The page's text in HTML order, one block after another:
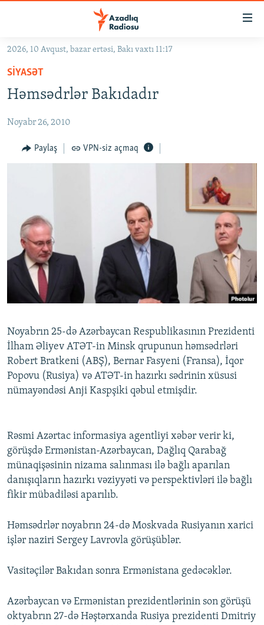
Əsas
qayıt
Əsas
qayıt
GÜNDƏM
#ƏSLINDƏ
FƏRQƏ BAX
VIDEO
FOTOQALEREYA
İNFOQRAFIKA
KARIKATURA
RADIO ARXIV
OXU ZALI
AZƏRBAYCAN ƏDƏBIYYATI KITABXANASI
İSLAM VƏ DEMOKRATIYA
HAQQIMIZDA
MISSIYAMIZ
PEŞƏ ETIKASI VƏ JURNALISTIKA STANDARTLARIMIZ
AZADLIQRADIOSU MOBIL TELEFONUNUZDA
BIZIMLƏ ƏLAQƏ
XƏBƏR BÜLLETENLƏRIMIZ
BIZI IZLƏ
RFE/RL-in bütün saytları
2026, 10 Avqust, bazar ertəsi, Bakı vaxtı 11:17
SIYASƏT
Həmsədrlər Bakıdadır
Noyabr 26, 2010
Paylaş VPN-siz açmaq
Noyabrın 25-də Azərbaycan Respublikasının Prezidenti
İlham Əliyev ATƏT-in Minsk qrupunun həmsədrləri
Robert Bratkeni (ABŞ), Bernar Fasyeni (Fransa), İqor
Popovu (Rusiya) və ATƏT-in hazırkı sədrinin xüsusi
nümayəndəsi Anji Kaspşiki qəbul etmişdir.
Rəsmi Azərtac informasiya agentliyi xəbər verir ki,
görüşdə Ermənistan-Azərbaycan, Dağlıq Qarabağ
münaqişəsinin nizama salınması ilə bağlı aparılan
danışıqların hazırkı vəziyyəti və perspektivləri ilə bağlı
fikir mübadiləsi aparılıb.
Həmsədrlər noyabrın 24-də Moskvada Rusiyanın xarici
işlər naziri Sergey Lavrovla görüşüblər.
Vasitəçilər Bakıdan sonra Ermənistana gedəcəklər.
Azərbaycan və Ermənistan prezidentlərinin son görüşü
oktyabrın 27-də Həştərxanda Rusiya prezidenti Dmitriy